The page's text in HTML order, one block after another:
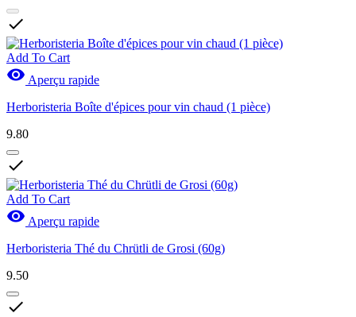

Add To Cart
 Aperçu rapide
Herboristeria Boîte d'épices pour vin chaud (1 pièce)
9.80

Add To Cart
 Aperçu rapide
Herboristeria Thé du Chrütli de Grosi (60g)
9.50
